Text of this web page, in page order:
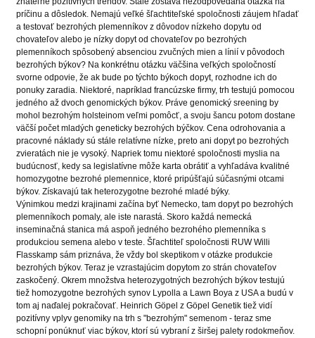
príčinu a dôsledok. Nemajú veľké šľachtiteľské spoločnosti záujem hľadať
a testovať bezrohých plemenníkov z dôvodov nízkeho dopytu od
chovateľov alebo je nízky dopyt od chovateľov po bezrohých
plemenníkoch spôsobený absenciou zvučných mien a línií v pôvodoch
bezrohých býkov? Na konkrétnu otázku väčšina veľkých spoločností
svorne odpovie, že ak bude po týchto býkoch dopyt, rozhodne ich do
ponuky zaradia. Niektoré, napríklad francúzske firmy, trh testujú pomocou
jedného až dvoch genomických býkov. Práve genomický sreening by
mohol bezrohým holsteinom veľmi pomôcť, a svoju šancu potom dostane
väčší počet mladých geneticky bezrohých býčkov. Cena odrohovania a
pracovné náklady sú stále relatívne nízke, preto ani dopyt po bezrohých
zvieratách nie je vysoký. Napriek tomu niektoré spoločnosti myslia na
budúcnosť, kedy sa legislatívne môže karta obrátiť a vyhľadáva kvalitné
homozygotne bezrohé plemennice, ktoré pripúšťajú súčasnými otcami
býkov. Získavajú tak heterozygotne bezrohé mladé býky.
Výnimkou medzi krajinami začína byť Nemecko, tam dopyt po bezrohých
plemenníkoch pomaly, ale iste narastá. Skoro každá nemecká
inseminačná stanica má aspoň jedného bezrohého plemenníka s
produkciou semena alebo v teste. Šľachtiteľ spoločnosti RUW Willi
Flasskamp sám priznáva, že vždy bol skeptikom v otázke produkcie
bezrohých býkov. Teraz je vzrastajúcim dopytom zo strán chovateľov
zaskočený. Okrem množstva heterozygotných bezrohých býkov testujú
tiež homozygotne bezrohých synov Lypolla a Lawn Boya z USA a budú v
tom aj naďalej pokračovať. Heinrich Göpel z Göpel Genetik tiež vidí
pozitívny vplyv genomiky na trh s "bezrohým" semenom - teraz sme
schopní ponúknuť viac býkov, ktorí sú vybraní z širšej palety rodokmeňov.